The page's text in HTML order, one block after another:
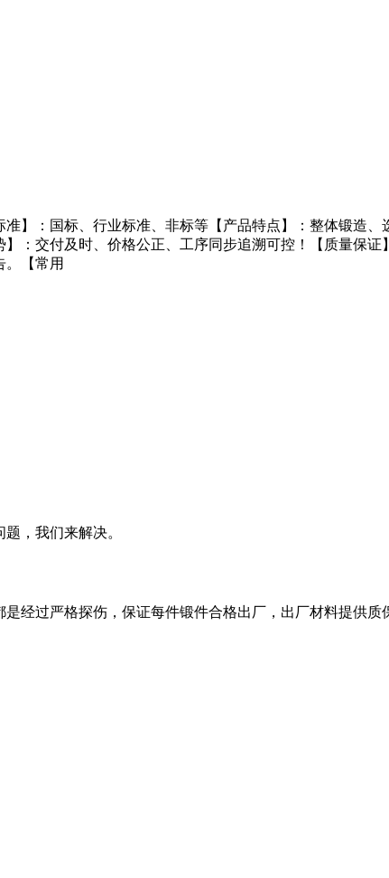
】：国标、行业标准、非标等【产品特点】：整体锻造
：交付及时、价格公正、工序同步追溯可控！【质量保
。【常用
题，我们来解决。
经过严格探伤，保证每件锻件合格出厂，出厂材料提供质